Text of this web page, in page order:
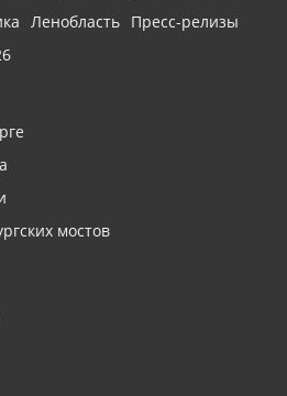
Ленобласть Пресс-релизы
мостов